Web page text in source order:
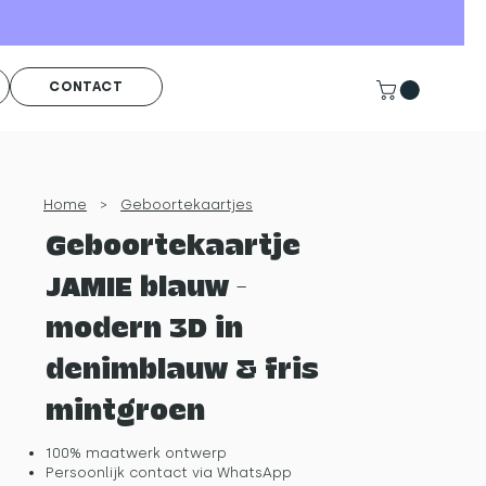
CONTACT
Home > Geboortekaartjes
Geboortekaartje
JAMIE blauw -
modern 3D in
denimblauw & fris
mintgroen
100% maatwerk ontwerp
Persoonlijk contact via WhatsApp